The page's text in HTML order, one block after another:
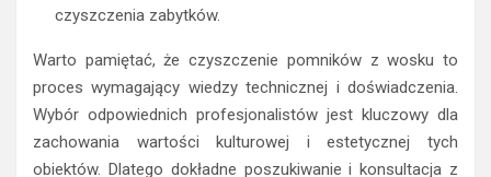
czyszczenia zabytków.
Warto pamiętać, że czyszczenie pomników z wosku to
proces wymagający wiedzy technicznej i doświadczenia.
Wybór odpowiednich profesjonalistów jest kluczowy dla
zachowania wartości kulturowej i estetycznej tych
obiektów. Dlatego dokładne poszukiwanie i konsultacja z